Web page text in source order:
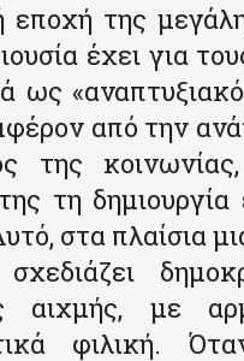
εποχή της
έχει για
ως
από την
της
τη δημιουργία
στα πλαίσια
αιχμής, με
φιλική.